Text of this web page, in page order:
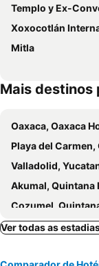
Mision Oaxaca
Selina Oaxaca
Hotel San
Hotel Hacienda
Hotel Florida
Hotel Casa Oaxaca
Los Arrayanes
Templo y Ex-Convento de Santo
Xoxocotlán
Mitla
Mais destinos
Oaxaca, Oaxaca
Playa del Carmen,
Valladolid,
Akumal, Quintana
Cozumel, Quintana
Ver todas as